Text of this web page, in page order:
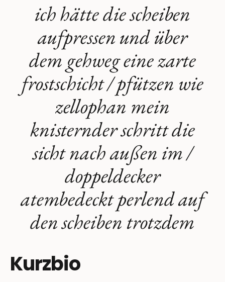
ich hätte die scheiben
aufpressen und über
dem gehweg eine zarte
frostschicht / pfützen wie
zellophan mein
knisternder schritt die
sicht nach außen im /
doppeldecker
atembedeckt perlend auf
den scheiben trotzdem
Kurzbio